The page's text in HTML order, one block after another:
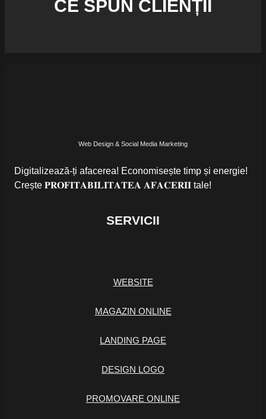
CE SPUN CLIENȚII
Web Design & Social Media Marketing
Digitalizează-ți afacerea! Economisește timp și energie!
Crește 𝐏𝐑𝐎𝐅𝐈𝐓𝐀𝐁𝐈𝐋𝐈𝐓𝐀𝐓𝐄𝐀 𝐀𝐅𝐀𝐂𝐄𝐑𝐈𝐈 tale!
SERVICII
WEBSITE
MAGAZIN ONLINE
LANDING PAGE
DESIGN LOGO
PROMOVARE ONLINE